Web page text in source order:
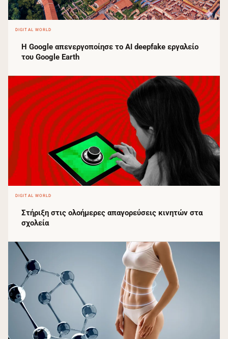
DIGITAL WORLD
Η Google απενεργοποίησε το AI deepfake εργαλείο
του Google Earth
DIGITAL WORLD
Στήριξη στις ολοήμερες απαγορεύσεις κινητών στα
σχολεία